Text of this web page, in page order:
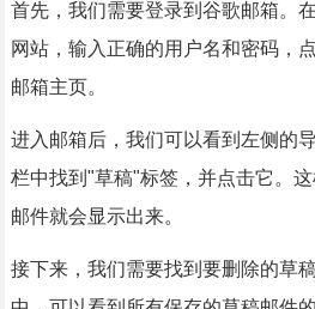
首先，我们需要登录到谷歌邮箱。
网站，输入正确的用户名和密码，
邮箱主页。
进入邮箱后，我们可以看到左侧的
栏中找到"草稿"标签，并点击它。
邮件就会显示出来。
接下来，我们需要找到要删除的草